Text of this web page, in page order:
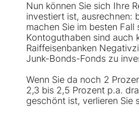
Nun können Sie sich Ihre
investiert ist, ausrechnen:
machen Sie im besten
Kontoguthaben sind auch
Raiffeisenbanken
Junk-Bonds-Fonds zu
Wenn Sie da noch 2
2,3 bis 2,5 Prozent p.a.
geschönt ist, verlieren Sie